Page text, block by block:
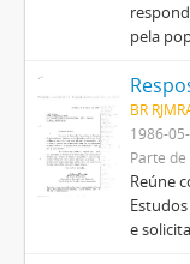
pela
BR
1986-
Parte de
Reúne
e